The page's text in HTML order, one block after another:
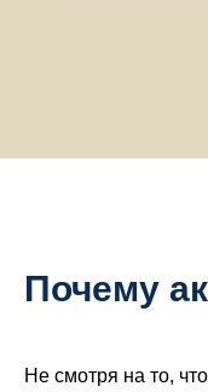
Почему
Не смотря на то,